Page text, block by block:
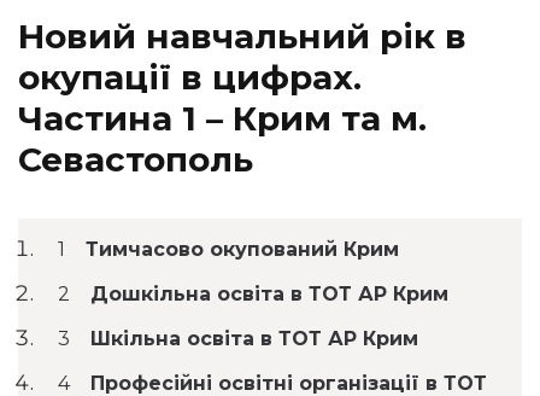
Новий навчальний рік в
окупації в цифрах.
Частина 1 – Крим та м.
Севастополь
Тимчасово окупований Крим
Дошкільна освіта в ТОТ АР Крим
Шкільна освіта в ТОТ АР Крим
Професійні освітні організації в ТОТ